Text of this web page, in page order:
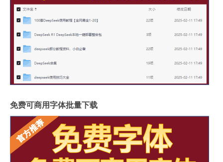
免费可商用字体批量下载